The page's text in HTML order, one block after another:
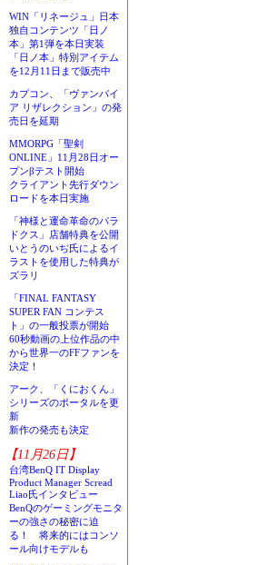
WIN「リネージュ」日本
独自コンテンツ「日ノ
本」第1弾を本日実装
「日ノ本」特別アイテム
を12月11日まで販売中
カプコン、「ヴァンパイ
ア リザレクション」の発
売日を延期
MMORPG「聖剣
ONLINE」11月28日オー
プンβテスト開始
クライアント先行ダウン
ロードを本日実施
「神様と運命革命のパラ
ドクス」店舗特典を公開
いとうのいぢ氏によるイ
ラストを使用した特典が
ズラリ
「FINAL FANTASY
SUPER FAN コンテス
ト」の一般投票が開始
60秒動画の上位作品の中
から世界一のFFファンを
決定！
アーク、「くにおくん」
シリーズのポータルを更
新
新作の発売も決定
【11月26日】
台湾BenQ IT Display
Product Manager Scread
Liao氏インタビュー
BenQのゲーミングモニタ
ーの強さの秘密に迫
る！ 将来的にはコンソ
ール向けモデルも